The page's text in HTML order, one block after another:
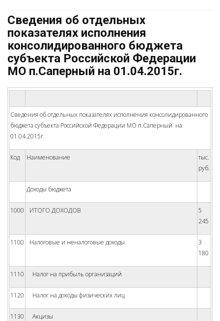
Сведения об отдельных
показателях исполнения
консолидированного бюджета
субъекта Российской Федерации
МО п.Саперный на 01.04.2015г.
Сведения об отдельных показателях исполнения консолидированного
бюджета субъекта Российской Федерации МО п.Саперный на
01.04.2015г.
Код Наименование
тыс.
руб.
Доходы бюджета
1000 ИТОГО ДОХОДОВ
5
245
1100 Налоговые и неналоговые доходы
3
180
1110 Налог на прибыль организаций
1120 Налог на доходы физических лиц
1130 Акцизы